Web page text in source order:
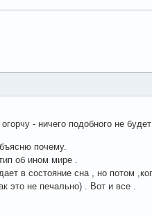
- ничего подобного не будет .
почему.
об ином мире .
в состояние сна , но потом
это не печально) . Вот и все .